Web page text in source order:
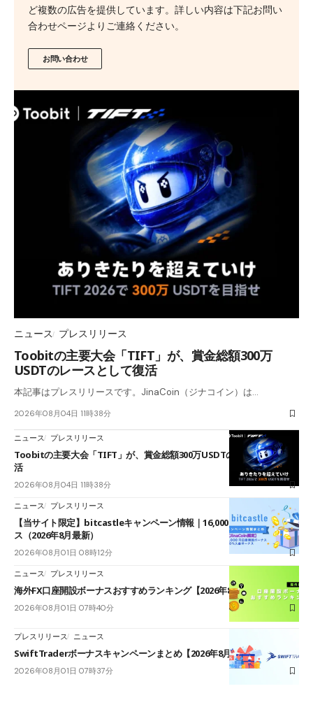
ど複数の広告を提供しています。詳しい内容は下記お問い
合わせページよりご連絡ください。
お問い合わせ
ニュース プレスリリース
Toobitの主要大会「TIFT」が、賞金総額300万
USDTのレースとして復活
本記事はプレスリリースです。JinaCoin（ジナコイン）は…
2026年08月04日 11時38分
ニュース プレスリリース
Toobitの主要大会「TIFT」が、賞金総額300万USDTのレースとして復
活
2026年08月04日 11時38分
ニュース プレスリリース
【当サイト限定】bitcastleキャンペーン情報｜16,000円口座開設ボーナ
ス（2026年8月最新）
2026年08月01日 08時12分
ニュース プレスリリース
海外FX口座開設ボーナスおすすめランキング【2026年8月最新】
2026年08月01日 07時40分
プレスリリース ニュース
SwiftTraderボーナスキャンペーンまとめ【2026年8月最新】
2026年08月01日 07時37分